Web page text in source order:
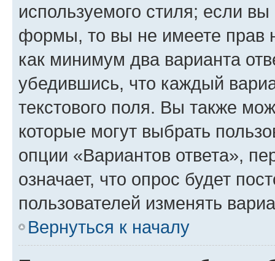
используемого стиля; если
формы, то вы не имеете прав
как минимум два варианта
убедившись, что каждый
текстового поля. Вы также
которые могут выбрать
опции «Вариантов ответа»,
означает, что опрос будет
пользователей изменять
Вернуться к началу